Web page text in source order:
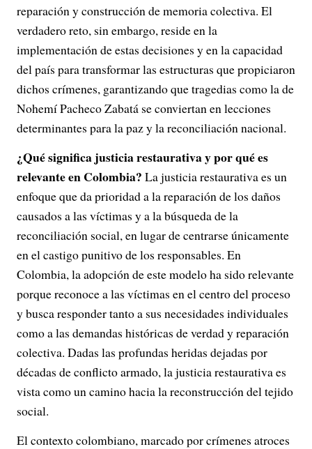
reparación y construcción de memoria colectiva. El
verdadero reto, sin embargo, reside en la
implementación de estas decisiones y en la capacidad
del país para transformar las estructuras que propiciaron
dichos crímenes, garantizando que tragedias como la de
Nohemí Pacheco Zabatá se conviertan en lecciones
determinantes para la paz y la reconciliación nacional.
¿Qué significa justicia restaurativa y por qué es
relevante en Colombia? La justicia restaurativa es un
enfoque que da prioridad a la reparación de los daños
causados a las víctimas y a la búsqueda de la
reconciliación social, en lugar de centrarse únicamente
en el castigo punitivo de los responsables. En
Colombia, la adopción de este modelo ha sido relevante
porque reconoce a las víctimas en el centro del proceso
y busca responder tanto a sus necesidades individuales
como a las demandas históricas de verdad y reparación
colectiva. Dadas las profundas heridas dejadas por
décadas de conflicto armado, la justicia restaurativa es
vista como un camino hacia la reconstrucción del tejido
social.
El contexto colombiano, marcado por crímenes atroces